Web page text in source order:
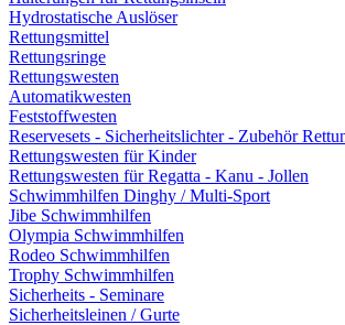
Hydrostatische Auslöser
Rettungsmittel
Rettungsringe
Rettungswesten
Automatikwesten
Feststoffwesten
Reservesets - Sicherheitslichter - Zubehör
Rettungswesten für Kinder
Rettungswesten für Regatta - Kanu - Jollen
Schwimmhilfen Dinghy / Multi-Sport
Jibe Schwimmhilfen
Olympia Schwimmhilfen
Rodeo Schwimmhilfen
Trophy Schwimmhilfen
Sicherheits - Seminare
Sicherheitsleinen / Gurte